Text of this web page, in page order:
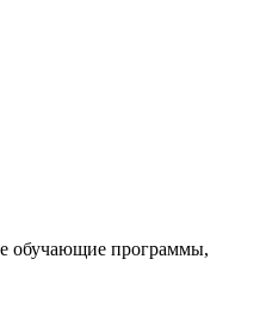
обучающие программы,